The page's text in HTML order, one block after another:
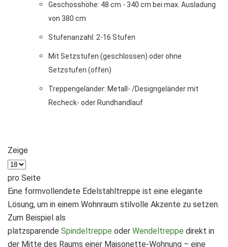
Geschosshöhe: 48 cm - 340 cm bei max. Ausladung
von 380 cm
Stufenanzahl: 2-16 Stufen
Mit Setzstufen (geschlossen) oder ohne
Setzstufen (offen)
Treppengeländer: Metall- /Designgeländer mit
Recheck- oder Rundhandlauf
Zeige
pro Seite
Eine formvollendete Edelstahltreppe ist eine elegante
Lösung, um in einem Wohnraum stilvolle Akzente zu setzen.
Zum Beispiel als
platzsparende Spindeltreppe oder Wendeltreppe direkt in
der Mitte des Raums einer Maisonette-Wohnung – eine